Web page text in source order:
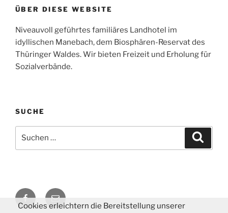
ÜBER DIESE WEBSITE
Niveauvoll geführtes familiäres Landhotel im
idyllischen Manebach, dem Biosphären-Reservat des
Thüringer Waldes. Wir bieten Freizeit und Erholung für
Sozialverbände.
SUCHE
nach:
Facebook
E-
Mail
Cookies erleichtern die Bereitstellung unserer